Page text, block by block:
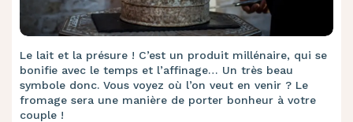
Le lait et la présure ! C’est un produit millénaire, qui se
bonifie avec le temps et l’affinage… Un très beau
symbole donc. Vous voyez où l’on veut en venir ? Le
fromage sera une manière de porter bonheur à votre
couple !